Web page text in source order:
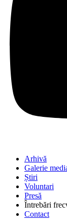
Arhivă
Galerie
Știri
Voluntari
Presă
Întrebări
Contact